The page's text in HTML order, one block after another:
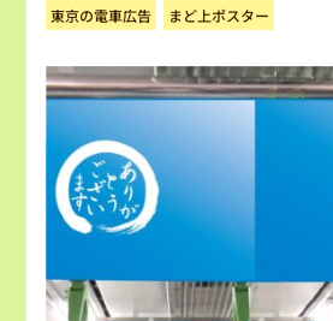
東京の電車広告 まど上ポスター